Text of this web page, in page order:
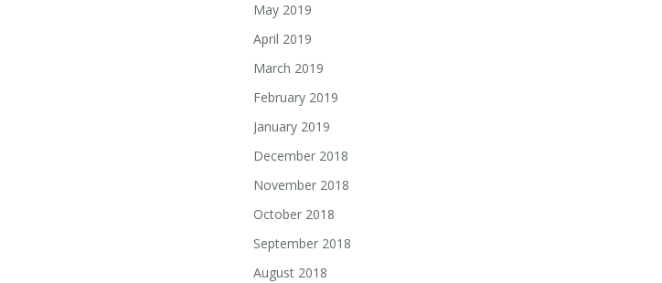
May 2019
April 2019
March 2019
February 2019
January 2019
December 2018
November 2018
October 2018
September 2018
August 2018